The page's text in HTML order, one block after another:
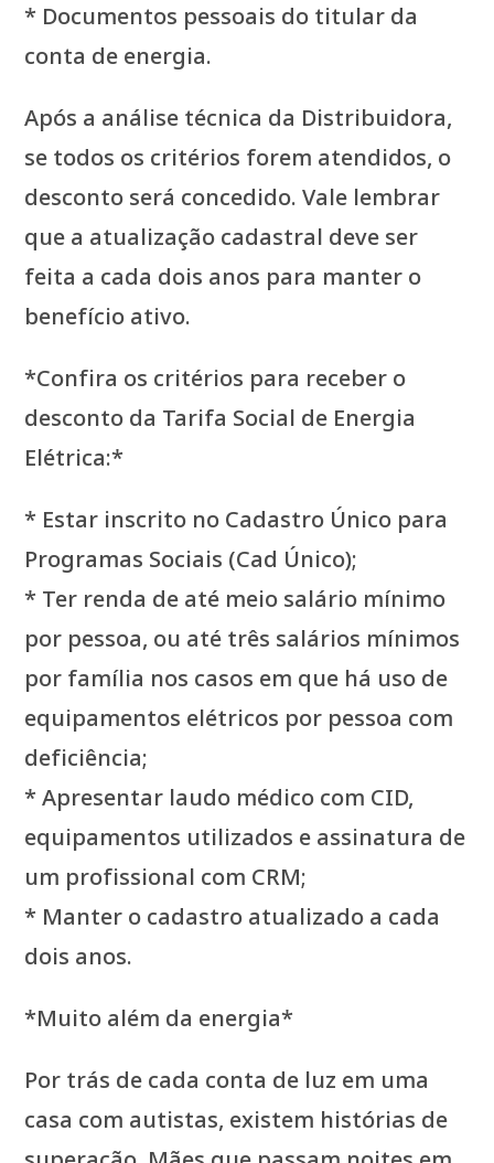
* Documentos pessoais do titular da
conta de energia.
Após a análise técnica da Distribuidora,
se todos os critérios forem atendidos, o
desconto será concedido. Vale lembrar
que a atualização cadastral deve ser
feita a cada dois anos para manter o
benefício ativo.
*Confira os critérios para receber o
desconto da Tarifa Social de Energia
Elétrica:*
* Estar inscrito no Cadastro Único para
Programas Sociais (Cad Único);
* Ter renda de até meio salário mínimo
por pessoa, ou até três salários mínimos
por família nos casos em que há uso de
equipamentos elétricos por pessoa com
deficiência;
* Apresentar laudo médico com CID,
equipamentos utilizados e assinatura de
um profissional com CRM;
* Manter o cadastro atualizado a cada
dois anos.
*Muito além da energia*
Por trás de cada conta de luz em uma
casa com autistas, existem histórias de